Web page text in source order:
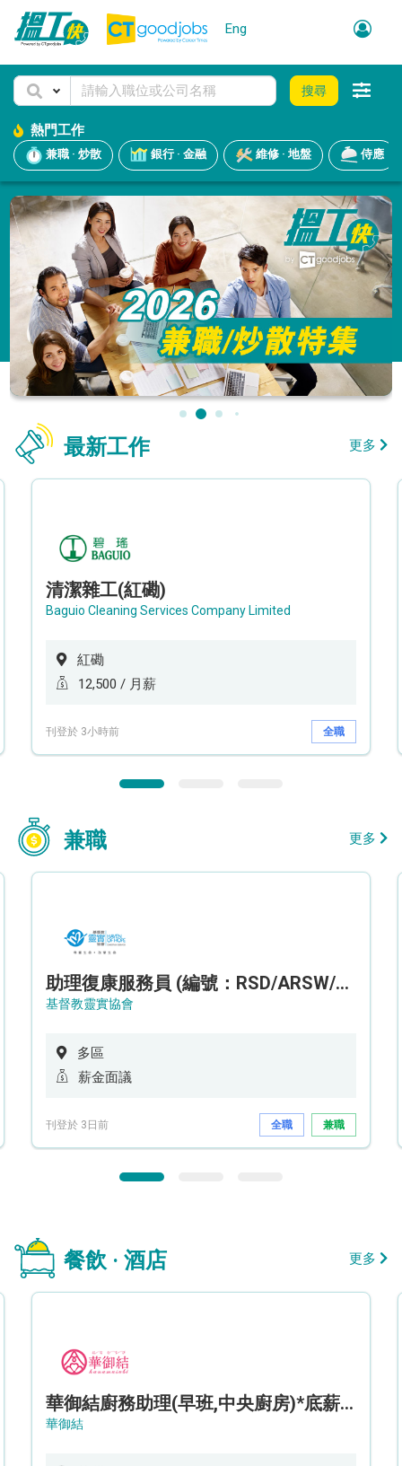
Eng
搜尋
熱門工作
兼職 · 炒散 銀行 · 金融 維修 · 地盤 侍應
最新工作 更多
清潔雜工(紅磡)
Baguio Cleaning Services Company Limited
紅磡
12,500 / 月薪
刊登於 3小時前 全職
兼職 更多
助理復康服務員 (編號：RSD/ARSW/CTE)
基督教靈實協會
多區
薪金面議
刊登於 3日前 全職 兼職
餐飲 · 酒店 更多
華御結廚務助理(早班,中央廚房)*底薪可達$15.5k* (5天工作週)
華御結